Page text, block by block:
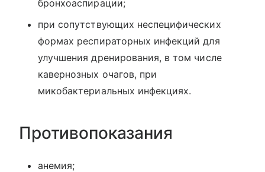
бронхоаспирации;
при сопутствующих неспецифических
формах респираторных инфекций для
улучшения дренирования, в том числе
кавернозных очагов, при
микобактериальных инфекциях.
Противопоказания
анемия;